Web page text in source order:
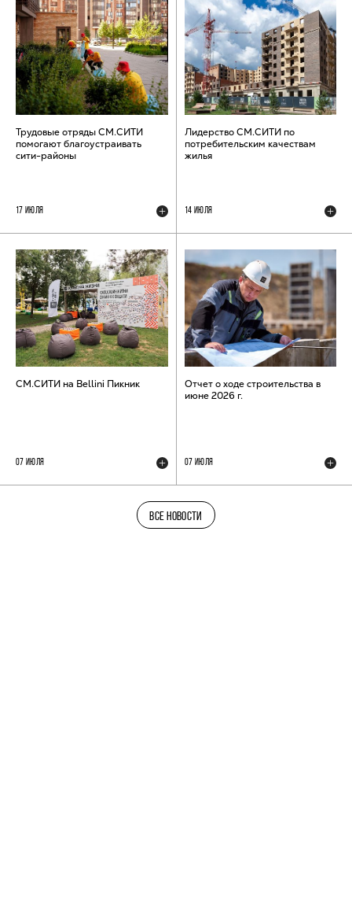
Трудовые отряды СМ.СИТИ
помогают благоустраивать
сити-районы
17 ИЮЛЯ
Лидерство СМ.СИТИ по
потребительским качествам
жилья
14 ИЮЛЯ
СМ.СИТИ на Bellini Пикник
07 ИЮЛЯ
Отчет о ходе строительства в
июне 2026 г.
07 ИЮЛЯ
ВСЕ НОВОСТИ